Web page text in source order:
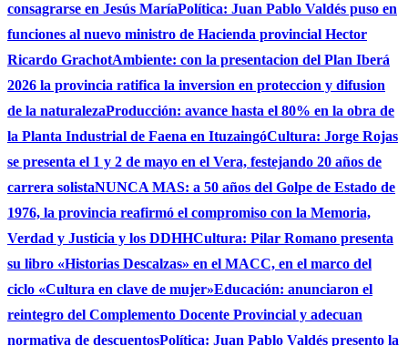
consagrarse en Jesús MaríaPolítica: Juan Pablo Valdés puso en
funciones al nuevo ministro de Hacienda provincial Hector
Ricardo GrachotAmbiente: con la presentacion del Plan Iberá
2026 la provincia ratifica la inversion en proteccion y difusion
de la naturalezaProducción: avance hasta el 80% en la obra de
la Planta Industrial de Faena en ItuzaingóCultura: Jorge Rojas
se presenta el 1 y 2 de mayo en el Vera, festejando 20 años de
carrera solistaNUNCA MAS: a 50 años del Golpe de Estado de
1976, la provincia reafirmó el compromiso con la Memoria,
Verdad y Justicia y los DDHHCultura: Pilar Romano presenta
su libro «Historias Descalzas» en el MACC, en el marco del
ciclo «Cultura en clave de mujer»Educación: anunciaron el
reintegro del Complemento Docente Provincial y adecuan
normativa de descuentosPolítica: Juan Pablo Valdés presento la